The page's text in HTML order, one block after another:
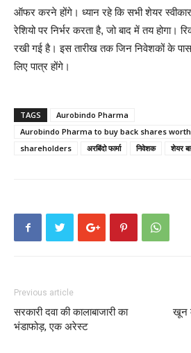
ऑफर करने होंगे। ध्यान रहे कि सभी शेयर
रेशियो पर निर्भर करता है, जो बाद में तय होगा।
रखी गई है। इस तारीख तक जिन निवेशकों के
लिए पात्र होंगे।
TAGS
Aurobindo Pharma
Aurobindo Pharma to buy back shares
shareholders
अरबिंदो फार्मा निवेशक शेयर
Previous article
सरकारी दवा की कालाबाजारी का
भंडाफोड़, एक अरेस्ट
खून